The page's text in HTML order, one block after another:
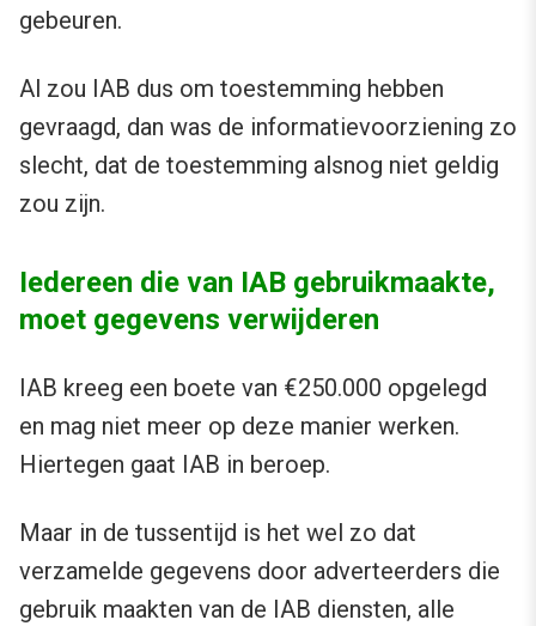
gebeuren.
Al zou IAB dus om toestemming hebben
gevraagd, dan was de informatievoorziening zo
slecht, dat de toestemming alsnog niet geldig
zou zijn.
Iedereen die van IAB gebruikmaakte,
moet gegevens verwijderen
IAB kreeg een boete van €250.000 opgelegd
en mag niet meer op deze manier werken.
Hiertegen gaat IAB in beroep.
Maar in de tussentijd is het wel zo dat
verzamelde gegevens door adverteerders die
gebruik maakten van de IAB diensten, alle